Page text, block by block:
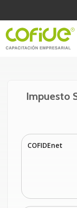
Impuesto
COFIDEnet